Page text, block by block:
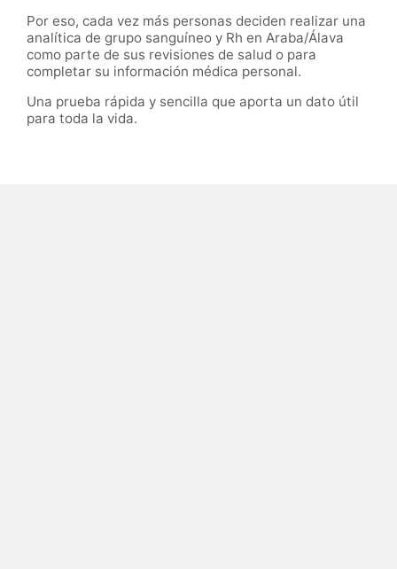
Por eso, cada vez más personas deciden realizar una
analítica de grupo sanguíneo y Rh en Araba/Álava
como parte de sus revisiones de salud o para
completar su información médica personal.
Una prueba rápida y sencilla que aporta un dato útil
para toda la vida.